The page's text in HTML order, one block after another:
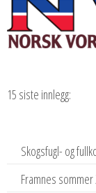
15 siste innlegg:
Skogsfugl- og
Framnes sommer